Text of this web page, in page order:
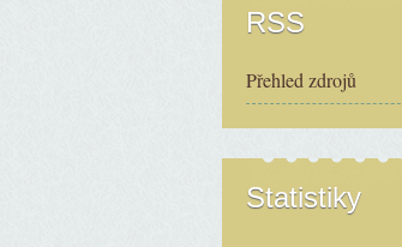
RSS
Přehled zdrojů
Statistiky